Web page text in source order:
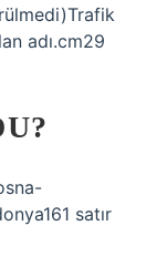
adı.cm29
satır